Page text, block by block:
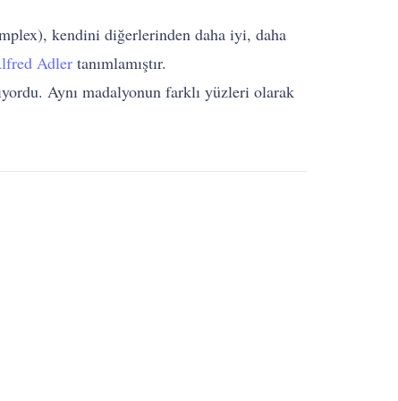
kendini diğerlerinden daha iyi, daha
Adler tanımlamıştır.
Aynı madalyonun farklı yüzleri olarak